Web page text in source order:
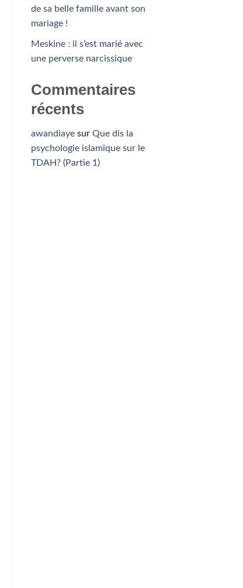
de sa belle famille avant son
mariage !
Meskine : il s’est marié avec
une perverse narcissique
Commentaires
récents
awandiayesur Que dis la
psychologie islamique sur le
TDAH? (Partie 1)